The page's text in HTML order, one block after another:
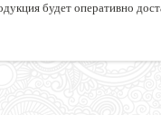
будет оперативно